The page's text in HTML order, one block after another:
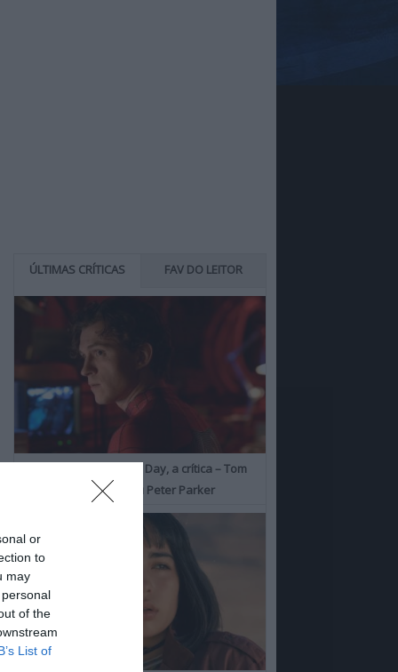
or
to
may
of the
List of
ÚLTIMAS CRÍTICAS FAV DO LEITOR
Spider-Man: Brand New Day, a crítica – Tom
Holland consolida o seu Peter Parker